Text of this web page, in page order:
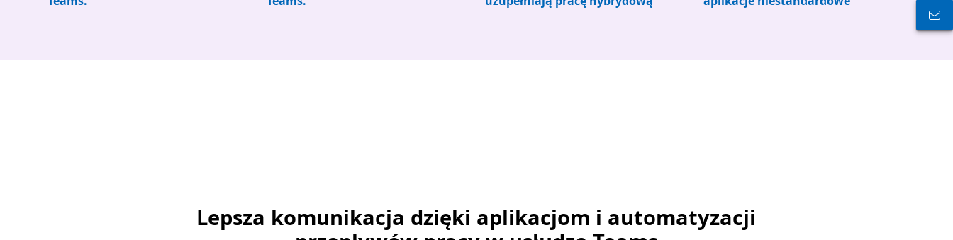
Lepsza komunikacja dzięki aplikacjom i automatyzacji